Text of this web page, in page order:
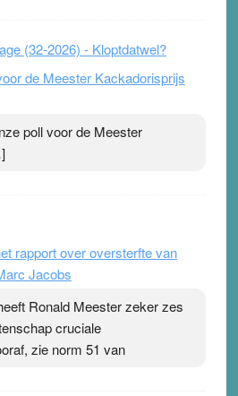
(32-2026) - Kloptdatwel?
de Meester Kackadorisprijs
poll voor de Meester
rapport over oversterfte van
Jacobs
Ronald Meester zeker zes
cruciale
zie norm 51 van